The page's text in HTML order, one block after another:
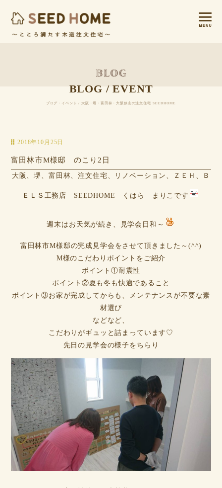
BLOG / EVENT
ブログ・イベント / 大阪・堺・富田林・大阪狭山の注文住宅 SEEDHOME
2018年10月25日
富田林市M様邸 のこり2日
大阪、堺、富田林、注文住宅、リノベーション、ＺＥＨ、Ｂ
ＥＬＳ工務店 SEEDHOME くはら まりこです
週末はお天気が続き、見学会日和～
富田林市M様邸の完成見学会をさせて頂きました～(^^)
M様のこだわりポイントをご紹介
ポイント①耐震性
ポイント②夏も冬も快適であること
ポイント③お家が完成してからも、メンテナンスが不要な素
材選び
などなど、
こだわりがギュッと詰まっています♡
先日の見学会の様子をちらり